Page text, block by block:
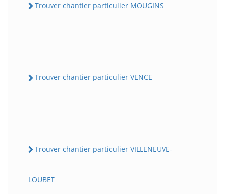
Trouver chantier particulier MOUGINS
Trouver chantier particulier VENCE
Trouver chantier particulier VILLENEUVE-
LOUBET